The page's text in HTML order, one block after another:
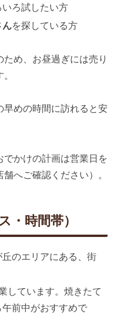
いろ試したい方
んを探している方
ため、お昼過ぎには売り
早めの時間に訪れると安
でかけの計画は営業日を
へご確認ください）。
・時間帯）
のエリアにある、街
しています。焼きたて
前中がおすすめで